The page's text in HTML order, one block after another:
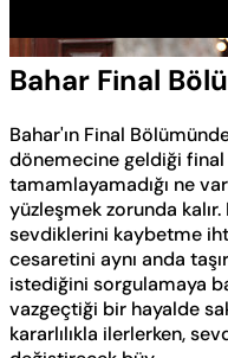
Aç
Bahar Final
Bahar'ın Final
dönemecine geldiği final
tamamlayamadığı ne
yüzleşmek zorunda
sevdiklerini kaybetme
cesaretini aynı anda
istediğini sorgulamaya
vazgeçtiği bir hayalde
kararlılıkla ilerlerken,